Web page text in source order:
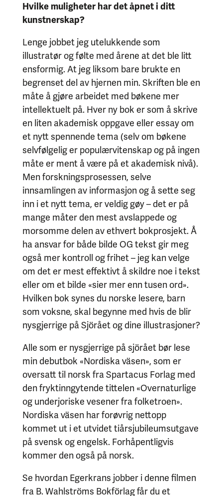
Hvilke muligheter har det åpnet i ditt
kunstnerskap?
Lenge jobbet jeg utelukkende som
illustratør og følte med årene at det ble litt
ensformig. At jeg liksom bare brukte en
begrenset del av hjernen min. Skriften ble en
måte å gjøre arbeidet med bøkene mer
intellektuelt på. Hver ny bok er som å skrive
en liten akademisk oppgave eller essay om
et nytt spennende tema (selv om bøkene
selvfølgelig er populærvitenskap og på ingen
måte er ment å være på et akademisk nivå).
Men forskningsprosessen, selve
innsamlingen av informasjon og å sette seg
inn i et nytt tema, er veldig gøy – det er på
mange måter den mest avslappede og
morsomme delen av ethvert bokprosjekt. Å
ha ansvar for både bilde OG tekst gir meg
også mer kontroll og frihet – jeg kan velge
om det er mest effektivt å skildre noe i tekst
eller om et bilde «sier mer enn tusen ord».
Hvilken bok synes du norske lesere, barn
som voksne, skal begynne med hvis de blir
nysgjerrige på Sjörået og dine illustrasjoner?
Alle som er nysgjerrige på sjörået bør lese
min debutbok «Nordiska väsen», som er
oversatt til norsk fra Spartacus Forlag med
den fryktinngytende tittelen «Overnaturlige
og underjoriske vesener fra folketroen».
Nordiska väsen har forøvrig nettopp
kommet ut i et utvidet tiårsjubileumsutgave
på svensk og engelsk. Forhåpentligvis
kommer den også på norsk.
Se hvordan Egerkrans jobber i denne filmen
fra B. Wahlströms Bokförlag får du et